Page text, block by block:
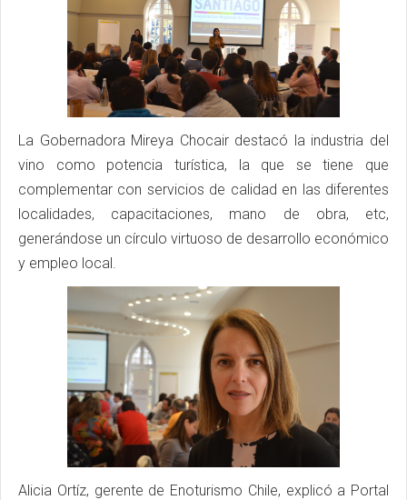
La Gobernadora Mireya Chocair destacó la industria del
vino como potencia turística, la que se tiene que
complementar con servicios de calidad en las diferentes
localidades, capacitaciones, mano de obra, etc,
generándose un círculo virtuoso de desarrollo económico
y empleo local.
Alicia Ortíz, gerente de Enoturismo Chile, explicó a Portal